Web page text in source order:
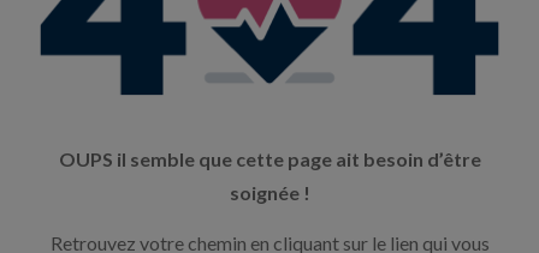
OUPS il semble que cette page ait besoin d’être
soignée !
Retrouvez votre chemin en cliquant sur le lien qui vous